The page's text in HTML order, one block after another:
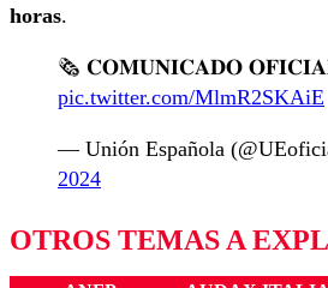
horas.
🗞️ 𝐂𝐎𝐌𝐔𝐍𝐈𝐂𝐀𝐃𝐎
pic.twitter.com/MlmR2SKAiE
— Unión Española
2024
OTROS TEMAS A